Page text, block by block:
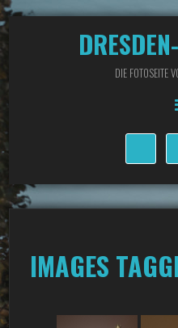
DIE FOTOSEITE
IMAGES